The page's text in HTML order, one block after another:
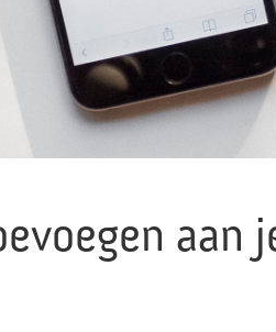
aan